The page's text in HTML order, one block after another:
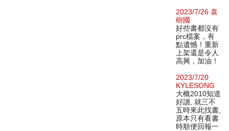
2023/7/26 袁
樹國
好些書都沒有
prc檔案，有
點遺憾！重新
上架還是令人
高興，加油！
2023/7/20
KYLESONG
大概2010知道
好讀, 就三不
五時來此找書,
原本只有看書
時順便回報一